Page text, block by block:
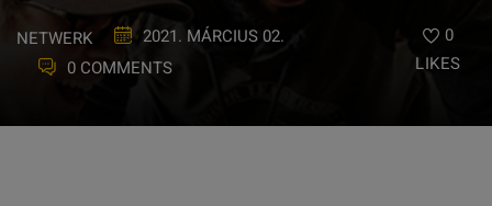
NETWERK
2021. MÁRCIUS 02.
0 COMMENTS
0
LIKES